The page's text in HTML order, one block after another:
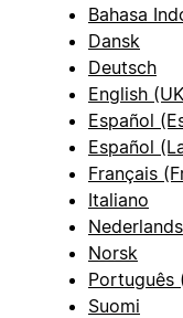
Bahasa
Dansk
Deutsch
English
Español
Español
Français
Italiano
Nederlands
Norsk
Português
Suomi